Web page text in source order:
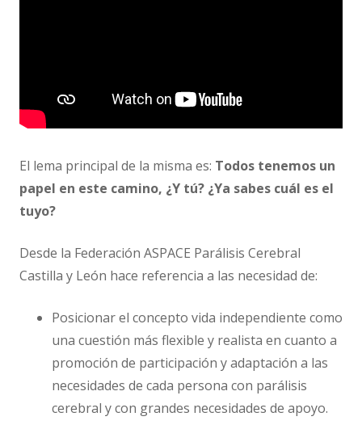
El lema principal de la misma es: Todos tenemos un
papel en este camino, ¿Y tú? ¿Ya sabes cuál es el
tuyo?
Desde la Federación ASPACE Parálisis Cerebral
Castilla y León hace referencia a las necesidad de:
Posicionar el concepto vida independiente como
una cuestión más flexible y realista en cuanto a
promoción de participación y adaptación a las
necesidades de cada persona con parálisis
cerebral y con grandes necesidades de apoyo.